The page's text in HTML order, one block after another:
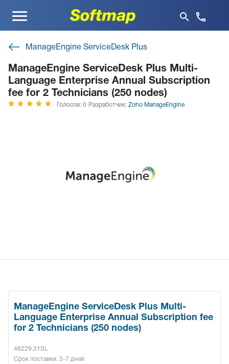
Меню
ManageEngine ServiceDesk Plus
ManageEngine ServiceDesk Plus Multi-
Language Enterprise Annual Subscription
fee for 2 Technicians (250 nodes)
Голосов: 0 Разработчик: Zoho ManageEngine
ManageEngine ServiceDesk Plus Multi-
Language Enterprise Annual Subscription fee
for 2 Technicians (250 nodes)
46229.31SL
Срок поставки: 3-7 дней